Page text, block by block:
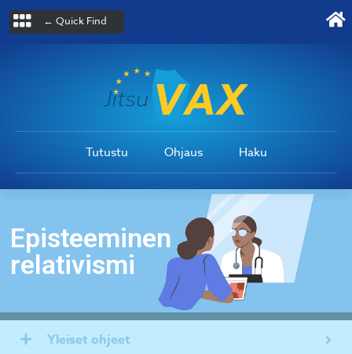
← Quick Find
Tutustu Ohjaus Haku
Episteeminen
relativismi
Yleiset ohjeet